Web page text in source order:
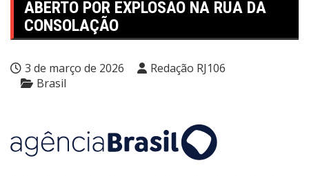
ABERTO POR EXPLOSÃO NA RUA DA
CONSOLAÇÃO
3 de março de 2026
Redação RJ106
Brasil